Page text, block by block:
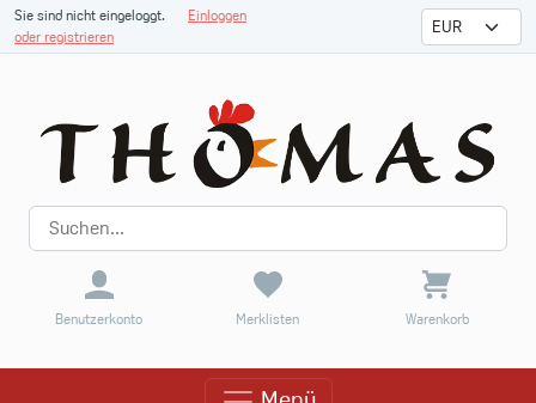
Sie sind nicht eingeloggt.
Einloggen
oder registrieren
Benutzerkonto Merklisten Warenkorb
Menü